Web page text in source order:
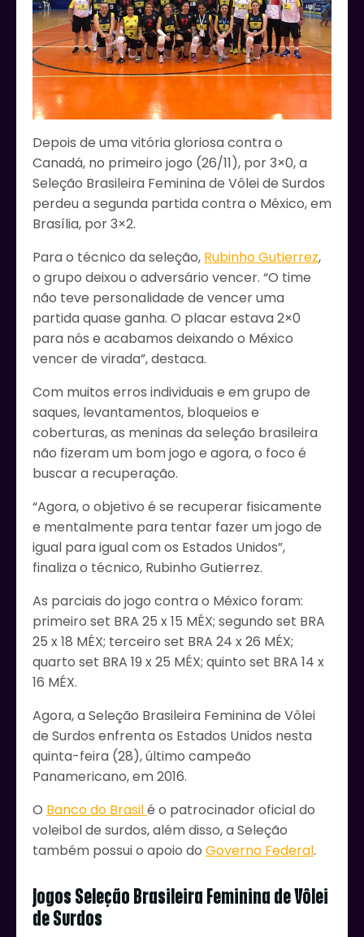
Depois de uma vitória gloriosa contra o
Canadá, no primeiro jogo (26/11), por 3×0, a
Seleção Brasileira Feminina de Vôlei de Surdos
perdeu a segunda partida contra o México, em
Brasília, por 3×2.
Para o técnico da seleção, Rubinho Gutierrez,
o grupo deixou o adversário vencer. “O time
não teve personalidade de vencer uma
partida quase ganha. O placar estava 2×0
para nós e acabamos deixando o México
vencer de virada”, destaca.
Com muitos erros individuais e em grupo de
saques, levantamentos, bloqueios e
coberturas, as meninas da seleção brasileira
não fizeram um bom jogo e agora, o foco é
buscar a recuperação.
“Agora, o objetivo é se recuperar fisicamente
e mentalmente para tentar fazer um jogo de
igual para igual com os Estados Unidos”,
finaliza o técnico, Rubinho Gutierrez.
As parciais do jogo contra o México foram:
primeiro set BRA 25 x 15 MÉX; segundo set BRA
25 x 18 MÉX; terceiro set BRA 24 x 26 MÉX;
quarto set BRA 19 x 25 MÉX; quinto set BRA 14 x
16 MÉX.
Agora, a Seleção Brasileira Feminina de Vôlei
de Surdos enfrenta os Estados Unidos nesta
quinta-feira (28), último campeão
Panamericano, em 2016.
O Banco do Brasilé o patrocinador oficial do
voleibol de surdos, além disso, a Seleção
também possui o apoio do Governo Federal.
Jogos Seleção Brasileira Feminina de Vôlei
de Surdos